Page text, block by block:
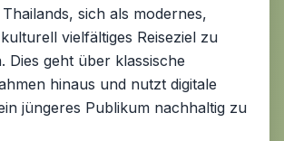
sich als modernes,
vielfältiges Reiseziel zu
Dies geht über klassische
hinaus und nutzt digitale
jüngeres Publikum nachhaltig zu